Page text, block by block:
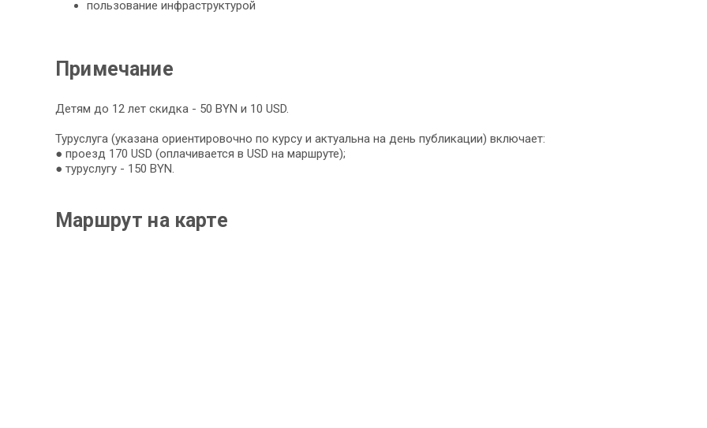
пользование инфраструктурой
Примечание
Детям до 12 лет скидка - 50 BYN и 10 USD.
Туруслуга (указана ориентировочно по курсу и актуальна на день публикации) включает:
● проезд 170 USD (оплачивается в USD на маршруте);
● туруслугу - 150 BYN.
Маршрут на карте